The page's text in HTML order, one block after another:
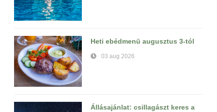
Heti ebédmenü augusztus 3-tól
03 aug 2026
Állásajánlat: csillagászt keres a